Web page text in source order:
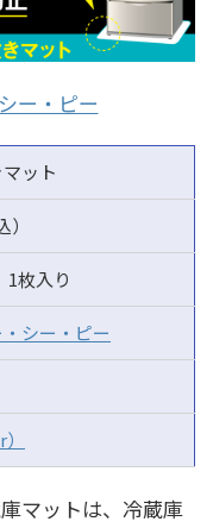
ー・ピー
ット
枚入り
シー・ピー
マットは、冷蔵庫